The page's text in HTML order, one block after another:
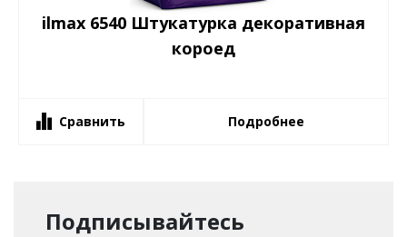
ilmax 6540 Штукатурка декоративная
короед
Сравнить Подробнее
Подписывайтесь